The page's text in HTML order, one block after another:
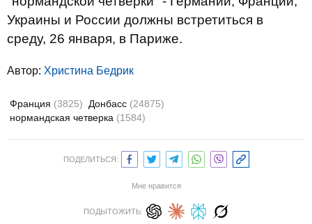
Украины и России должны встретиться в
среду, 26 января, в Париже.
Автор: Христина Бедрик
Франция (3825) Донбасс (24875)
нормандская четверка (1584)
ПОДЕЛИТЬСЯ:
Мне нравится
ПОДЫТОЖИТЬ: